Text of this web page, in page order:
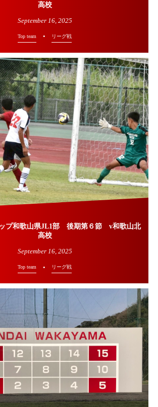
高校
September 16, 2025
Top team リーグ戦
プ和歌山県JL1部 後期第６節 v和歌山北
高校
September 16, 2025
Top team リーグ戦